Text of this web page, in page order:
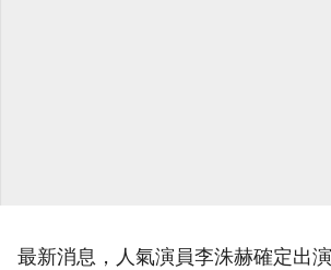
最新消息，人氣演員李洙赫確定出